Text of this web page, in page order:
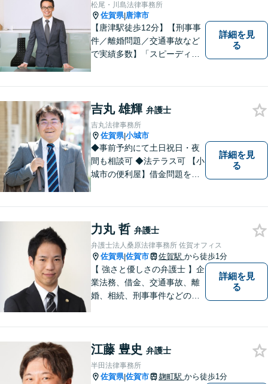
松尾・川島法律事務所
佐賀県|唐津市
【唐津駅徒歩12分】【刑事事
件／離婚問題／交通事故など
で実績多数】「スピーディで
が望ましいのかを共に考えま
す。ぜひお気軽にご相談くだ
さい！【プライバシー完備】
詳細を見
る
吉丸 雄輝 弁護士
吉丸法律事務所
佐賀県|小城市
◆事前予約にて土日祝日・夜
間も相談可 ◆法テラス可 【小
城市の便利屋】借金問題を中
詳細を見
る
力丸 哲 弁護士
弁護士法人桑原法律事務所 佐賀オフィス
佐賀県|佐賀市 佐賀駅 から徒歩1分
【 強さと優しさの弁護士 】企
業法務、借金、交通事故、離
婚、相続、刑事事件などのご
なリーガルサービスを提供い
たします。
詳細を見
る
江藤 豊史 弁護士
半田法律事務所
佐賀県|佐賀市 麹町駅 から徒歩1分